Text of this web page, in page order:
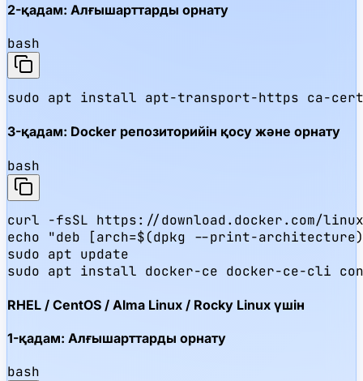
2-қадам: Алғышарттарды орнату
bash
sudo apt install apt-transport-https ca-
3-қадам: Docker репозиторийін қосу және орнату
bash
curl -fsSL https://download.docker.com/
echo "deb [arch=$(dpkg --print-
sudo apt update
sudo apt install docker-ce docker-ce-cli
RHEL / CentOS / Alma Linux / Rocky Linux үшін
1-қадам: Алғышарттарды орнату
bash